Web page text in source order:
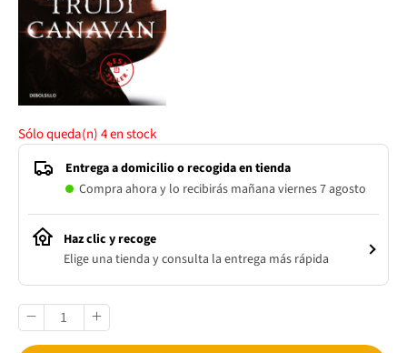
Sólo queda(n)4en stock
Entrega a domicilio o recogida en tienda
Compra ahora y lo recibirás mañana viernes 7 agosto
Haz clic y recoge
Elige una tienda y consulta la entrega más rápida